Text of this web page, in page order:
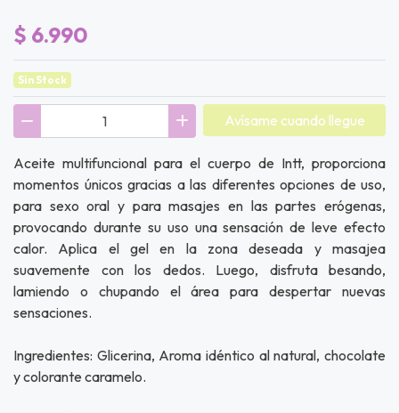
$ 6.990
Sin Stock
Avísame cuando llegue
Aceite multifuncional para el cuerpo de Intt, proporciona
momentos únicos gracias a las diferentes opciones de uso,
para sexo oral y para masajes en las partes erógenas,
provocando durante su uso una sensación de leve efecto
calor. Aplica el gel en la zona deseada y masajea
suavemente con los dedos. Luego, disfruta besando,
lamiendo o chupando el área para despertar nuevas
sensaciones.
Ingredientes: Glicerina, Aroma idéntico al natural, chocolate
y colorante caramelo.